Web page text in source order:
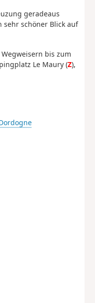
geradeaus
schöner Blick auf
bis zum
Le Maury (Z),